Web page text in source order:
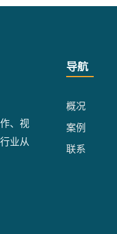
、视
业从
导航
概况
案例
联系